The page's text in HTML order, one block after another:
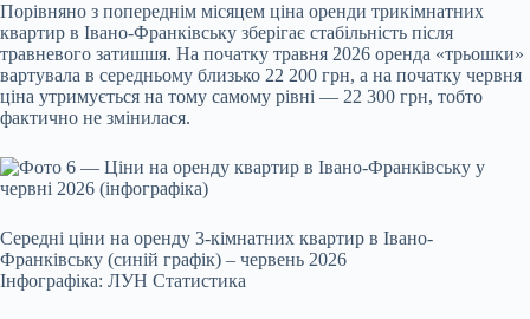
Порівняно з попереднім місяцем ціна оренди трикімнатних
квартир в Івано-Франківську зберігає стабільність після
травневого затишшя. На початку травня 2026 оренда «трьошки»
вартувала в середньому близько 22 200 грн, а на початку червня
ціна утримується на тому самому рівні — 22 300 грн, тобто
фактично не змінилася.
Середні ціни на оренду 3-кімнатних квартир в Івано-
Франківську (синій графік) – червень 2026
Інфографіка: ЛУН Статистика